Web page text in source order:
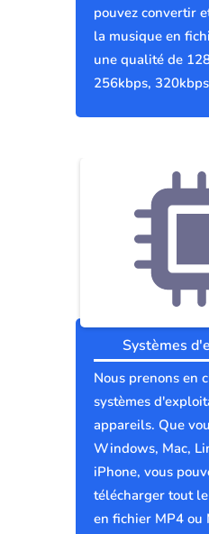
pouvez convertir
la musique en
une qualité de
256kbps,
Systèmes
Nous prenons en
systèmes
appareils. Que
Windows, Mac,
iPhone, vous
télécharger tout
en fichier MP4 ou